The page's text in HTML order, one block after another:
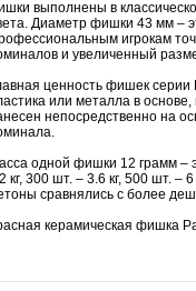
выполнены в
Диаметр фишки 43 мм –
игрокам
и увеличенный
ценность фишек серии
или металла в
непосредственно на
одной фишки 12 грамм –
кг, 300 шт. – 3.6 кг, 500 шт. –
сравнялись с более
керамическая фишка